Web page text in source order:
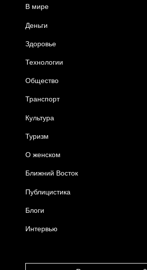
В мире
Деньги
Здоровье
Технологии
Общество
Транспорт
Культура
Туризм
О женском
Ближний Восток
Публицистика
Блоги
Интервью